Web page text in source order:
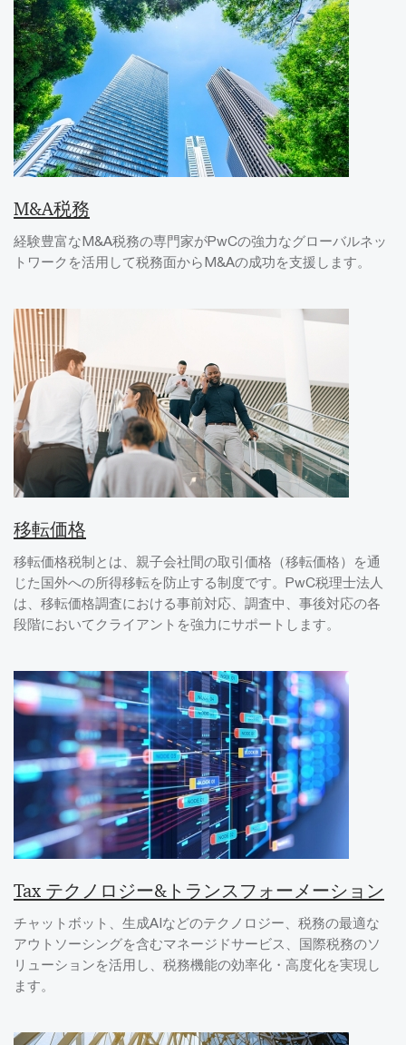
M&A税務
経験豊富なM&A税務の専門家がPwCの強力なグローバルネッ
トワークを活用して税務面からM&Aの成功を支援します。
移転価格
移転価格税制とは、親子会社間の取引価格（移転価格）を通
じた国外への所得移転を防止する制度です。PwC税理士法人
は、移転価格調査における事前対応、調査中、事後対応の各
段階においてクライアントを強力にサポートします。
Tax テクノロジー&トランスフォーメーション
チャットボット、生成AIなどのテクノロジー、税務の最適な
アウトソーシングを含むマネージドサービス、国際税務のソ
リューションを活用し、税務機能の効率化・高度化を実現し
ます。